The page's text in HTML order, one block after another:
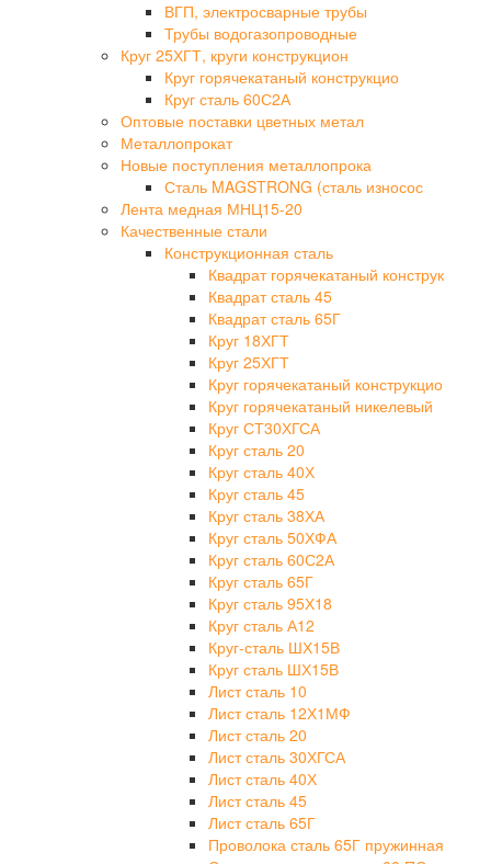
ВГП, электросварные трубы
Трубы водогазопроводные
Круг 25ХГТ, круги конструкцион
Круг горячекатаный конструкцио
Круг сталь 60С2А
Оптовые поставки цветных метал
Металлопрокат
Новые поступления металлопрока
Сталь MAGSTRONG (сталь износос
Лента медная МНЦ15-20
Качественные стали
Конструкционная сталь
Квадрат горячекатаный конструк
Квадрат сталь 45
Квадрат сталь 65Г
Круг 18ХГТ
Круг 25ХГТ
Круг горячекатаный конструкцио
Круг горячекатаный никелевый
Круг СТ30ХГСА
Круг сталь 20
Круг сталь 40Х
Круг сталь 45
Круг сталь 38ХА
Круг сталь 50ХФА
Круг сталь 60С2А
Круг сталь 65Г
Круг сталь 95Х18
Круг сталь А12
Круг-сталь ШХ15В
Круг сталь ШХ15В
Лист сталь 10
Лист сталь 12Х1МФ
Лист сталь 20
Лист сталь 30ХГСА
Лист сталь 40Х
Лист сталь 45
Лист сталь 65Г
Проволока сталь 65Г пружинная